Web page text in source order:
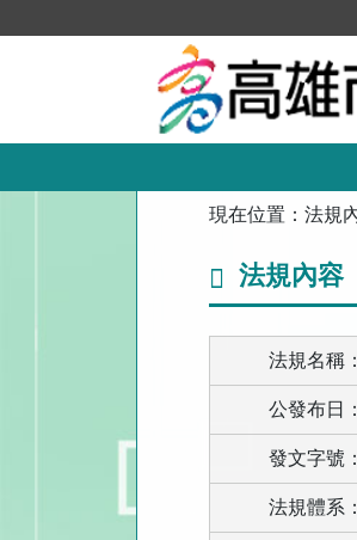
到
現在位置：法規
法規內容
法規名稱：
公發布日：
發文字號：
法規體系：